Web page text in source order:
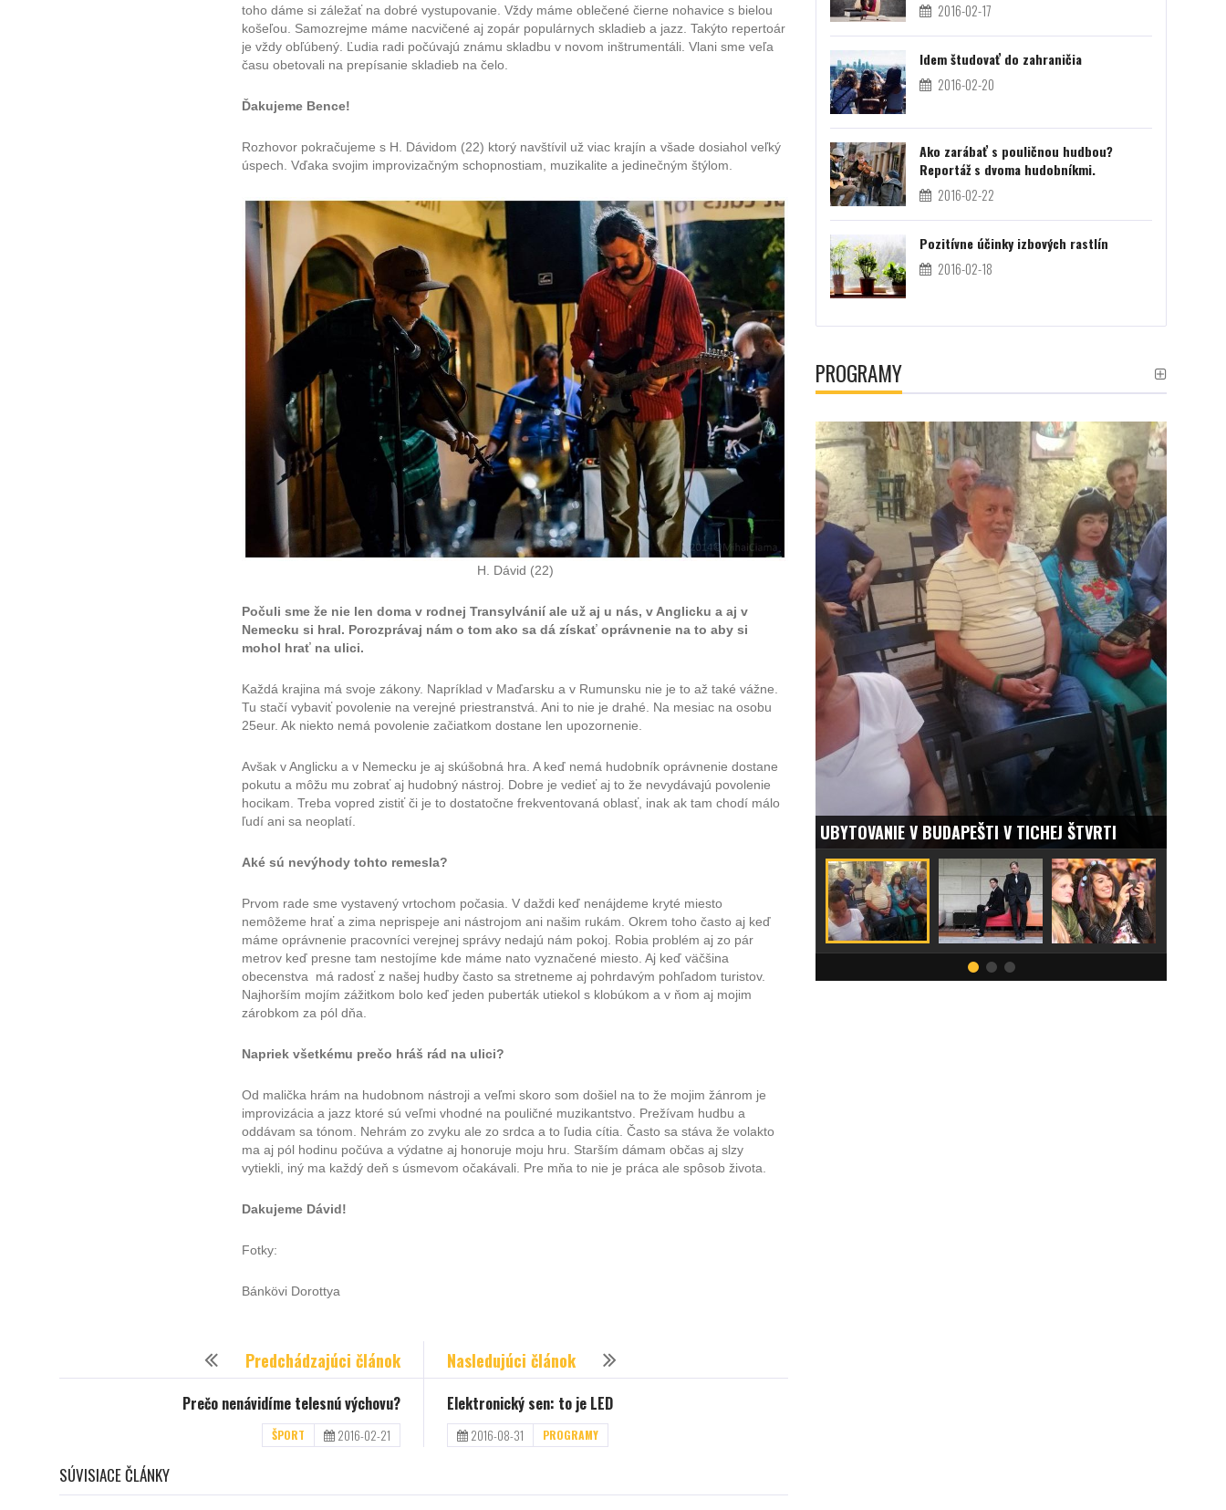
toho dáme si záležať na dobré vystupovanie. Vždy máme oblečené čierne nohavice s bielou
košeľou. Samozrejme máme nacvičené aj zopár populárnych skladieb a jazz. Takýto repertoár
je vždy obľúbený. Ľudia radi počúvajú známu skladbu v novom inštrumentáli. Vlani sme veľa
času obetovali na prepísanie skladieb na čelo.
Ďakujeme Bence!
Rozhovor pokračujeme s H. Dávidom (22) ktorý navštívil už viac krajín a všade dosiahol veľký
úspech. Vďaka svojim improvizačným schopnostiam, muzikalite a jedinečným štýlom.
H. Dávid (22)
Počuli sme že nie len doma v rodnej Transylvánií ale už aj u nás, v Anglicku a aj v
Nemecku si hral. Porozprávaj nám o tom ako sa dá získať oprávnenie na to aby si
mohol hrať na ulici.
Každá krajina má svoje zákony. Napríklad v Maďarsku a v Rumunsku nie je to až také vážne.
Tu stačí vybaviť povolenie na verejné priestranstvá. Ani to nie je drahé. Na mesiac na osobu
25eur. Ak niekto nemá povolenie začiatkom dostane len upozornenie.
Avšak v Anglicku a v Nemecku je aj skúšobná hra. A keď nemá hudobník oprávnenie dostane
pokutu a môžu mu zobrať aj hudobný nástroj. Dobre je vedieť aj to že nevydávajú povolenie
hocikam. Treba vopred zistiť či je to dostatočne frekventovaná oblasť, inak ak tam chodí málo
ľudí ani sa neoplatí.
Aké sú nevýhody tohto remesla?
Prvom rade sme vystavený vrtochom počasia. V daždi keď nenájdeme kryté miesto
nemôžeme hrať a zima neprispeje ani nástrojom ani našim rukám. Okrem toho často aj keď
máme oprávnenie pracovníci verejnej správy nedajú nám pokoj. Robia problém aj zo pár
metrov keď presne tam nestojíme kde máme nato vyznačené miesto. Aj keď väčšina
obecenstva má radosť z našej hudby často sa stretneme aj pohrdavým pohľadom turistov.
Najhorším mojím zážitkom bolo keď jeden puberták utiekol s klobúkom a v ňom aj mojim
zárobkom za pól dňa.
Napriek všetkému prečo hráš rád na ulici?
Od malička hrám na hudobnom nástroji a veľmi skoro som došiel na to že mojim žánrom je
improvizácia a jazz ktoré sú veľmi vhodné na pouličné muzikantstvo. Prežívam hudbu a
oddávam sa tónom. Nehrám zo zvyku ale zo srdca a to ľudia cítia. Často sa stáva že volakto
ma aj pól hodinu počúva a výdatne aj honoruje moju hru. Starším dámam občas aj slzy
vytiekli, iný ma každý deň s úsmevom očakávali. Pre mňa to nie je práca ale spôsob života.
Dakujeme Dávid!
Fotky:
Bánkövi Dorottya
Predchádzajúci článok
Prečo nenávidíme telesnú výchovu?
2016-02-21
ŠPORT
Nasledujúci článok
Elektronický sen: to je LED
2016-08-31 PROGRAMY
SÚVISIACE ČLÁNKY
2016-02-17
Idem študovať do zahraničia
2016-02-20
Ako zarábať s pouličnou hudbou?
Reportáž s dvoma hudobníkmi.
2016-02-22
Pozitívne účinky izbových rastlín
2016-02-18
PROGRAMY
UBYTOVANIE V BUDAPEŠTI V TICHEJ ŠTVRTI